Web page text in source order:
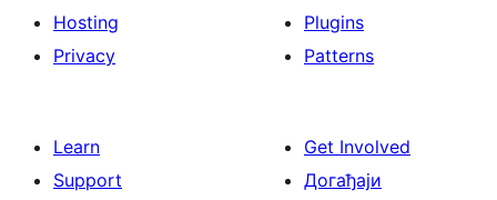
Hosting
Privacy
Plugins
Patterns
Learn
Support
Get Involved
Догађаји